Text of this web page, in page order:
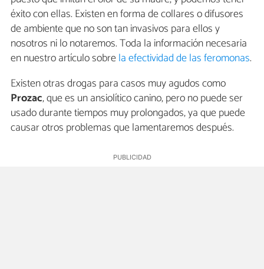
éxito con ellas. Existen en forma de collares o difusores
de ambiente que no son tan invasivos para ellos y
nosotros ni lo notaremos. Toda la información necesaria
en nuestro artículo sobrela efectividad de las feromonas.
Existen otras drogas para casos muy agudos como
Prozac, que es un ansiolítico canino, pero no puede ser
usado durante tiempos muy prolongados, ya que puede
causar otros problemas que lamentaremos después.